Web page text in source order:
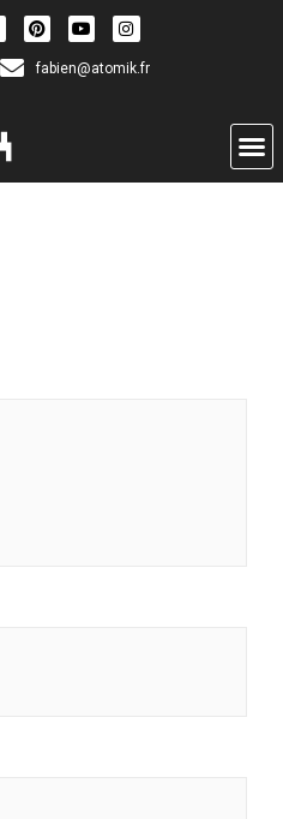
fabien@atomik.fr